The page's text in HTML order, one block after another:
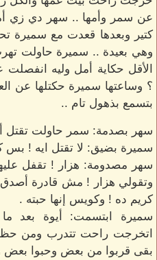
عن سمر وأمها .. سهر دي زي
كتير وبعدها قعدت مع سميرة
وهي بعيدة .. سميرة حاولت
الأقل حكاية أمل وليه
؟ وساعتها سميرة حكتلها عن
بتسمع بذهول تام ..
سهر بصدمة: سمر حاولت تقتل
سميرة بضيق: لا تقتل ايه ! بس
سهر مصدومة: هزار ! تقفل
وتقولي هزار ! مش قادرة أصدق
كريم ده ! وكويس إنها حبته .
سميرة ابتسمت: أيوة بعد
اتخرجت راحت تتدرب ومن
بقى قربوا من بعض وحبوا